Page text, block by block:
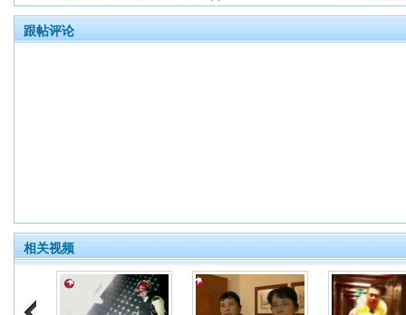
跟帖评论
相关视频